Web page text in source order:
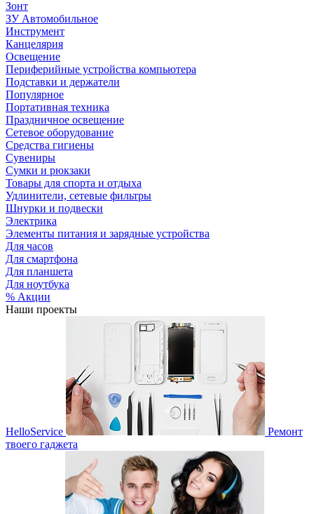
Зонт
ЗУ Автомобильное
Инструмент
Канцелярия
Освещение
Периферийные устройства компьютера
Подставки и держатели
Популярное
Портативная техника
Праздничное освещение
Сетевое оборудование
Средства гигиены
Сувениры
Сумки и рюкзаки
Товары для спорта и отдыха
Удлинители, сетевые фильтры
Шнурки и подвески
Электрика
Элементы питания и зарядные устройства
Для часов
Для смартфона
Для планшета
Для ноутбука
% Акции
Наши проекты
HelloService
Ремонт
твоего гаджета